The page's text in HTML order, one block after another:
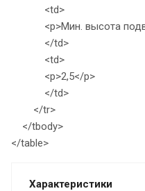
<td>
<p>Мин. высота
</td>
<td>
<p>2,5</p>
</td>
</tr>
</tbody>
</table>
Характеристики